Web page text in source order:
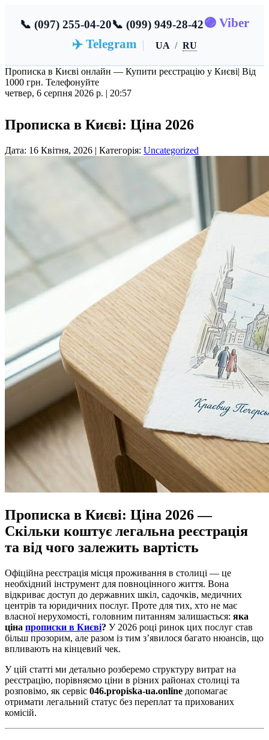
📞 (097) 255-04-20📞 (099) 949-28-42🟣 Viber
✈️ Telegram
UA / RU
Прописка в Києві онлайн — Купити реєстрацію у Києві| Від
1000 грн. Телефонуйте
четвер, 6 серпня 2026 р. | 20:57
Прописка в Києві: Ціна 2026
Дата: 16 Квітня, 2026 | Категорія: Uncategorized
Прописка в Києві: Ціна 2026 —
Скільки коштує легальна реєстрація
та від чого залежить вартість
Офіційна реєстрація місця проживання в столиці — це
необхідний інструмент для повноцінного життя. Вона
відкриває доступ до державних шкіл, садочків, медичних
центрів та юридичних послуг. Проте для тих, хто не має
власної нерухомості, головним питанням залишається: яка
ціна прописки в Києві? У 2026 році ринок цих послуг став
більш прозорим, але разом із тим з’явилося багато нюансів, що
впливають на кінцевий чек.
У цій статті ми детально розберемо структуру витрат на
реєстрацію, порівняємо ціни в різних районах столиці та
розповімо, як сервіс 046.propiska-ua.online допомагає
отримати легальний статус без переплат та прихованих
комісій.